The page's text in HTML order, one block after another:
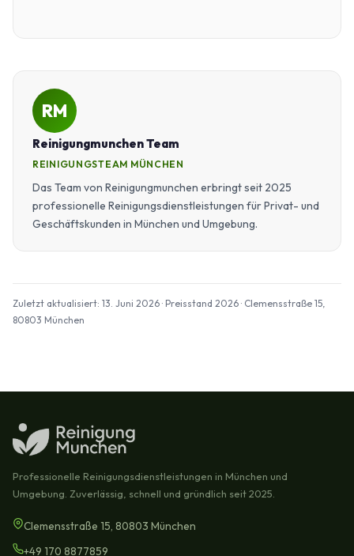
RM
Reinigungmunchen Team
REINIGUNGSTEAM MÜNCHEN
Das Team von Reinigungmunchen erbringt seit 2025
professionelle Reinigungsdienstleistungen für Privat- und
Geschäftskunden in München und Umgebung.
Zuletzt aktualisiert: 13. Juni 2026 · Preisstand 2026 · Clemensstraße 15,
80803 München
Professionelle Reinigungsdienstleistungen in München und
Umgebung. Zuverlässig, schnell und gründlich seit 2025.
Clemensstraße 15, 80803 München
+49 170 8877859